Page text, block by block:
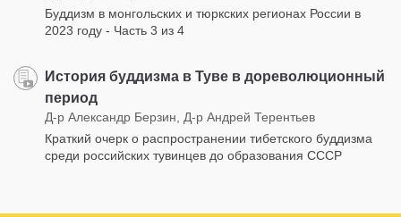
Буддизм в монгольских и тюркских регионах России в
2023 году - Часть 3 из 4
История буддизма в Туве в дореволюционный
период
Д-р Александр Берзин, Д-р Андрей Терентьев
Краткий очерк о распространении тибетского буддизма
среди российских тувинцев до образования СССР